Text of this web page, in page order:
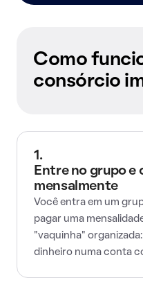
Como
consórcio
1.
Entre no grupo e
mensalmente
Você entra em um
pagar uma
"vaquinha"
dinheiro numa conta